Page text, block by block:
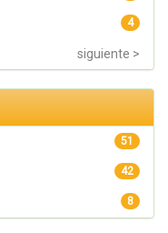
4
siguiente >
51
42
8